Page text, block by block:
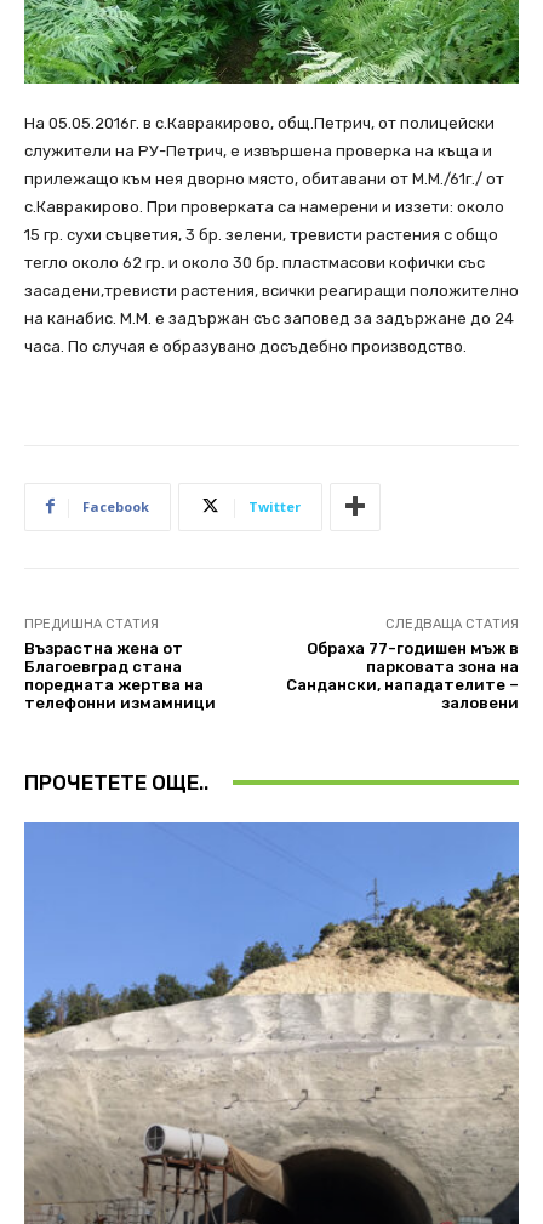
На 05.05.2016г. в с.Кавракирово, общ.Петрич, от полицейски
служители на РУ-Петрич, е извършена проверка на къща и
прилежащо към нея дворно място, обитавани от М.М./61г./ от
с.Кавракирово. При проверката са намерени и иззети: около
15 гр. сухи съцветия, 3 бр. зелени, тревисти растения с общо
тегло около 62 гр. и около 30 бр. пластмасови кофички със
засадени,тревисти растения, всички реагиращи положително
на канабис. М.М. е задържан със заповед за задържане до 24
часа. По случая е образувано досъдебно производство.
Facebook Twitter
ПРЕДИШНА СТАТИЯ
Възрастна жена от
Благоевград стана
поредната жертва на
телефонни измамници
СЛЕДВАЩА СТАТИЯ
Обраха 77-годишен мъж в
парковата зона на
Сандански, нападателите –
заловени
ПРОЧЕТЕТЕ ОЩЕ..